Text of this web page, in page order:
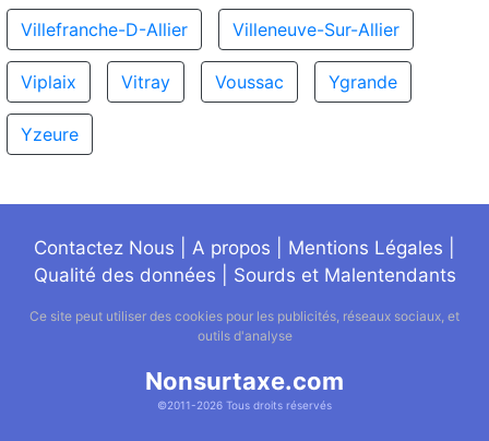
Villefranche-D-Allier Villeneuve-Sur-Allier
Viplaix Vitray Voussac Ygrande
Yzeure
Contactez Nous A propos Mentions Légales
Qualité des données
Sourds et Malentendants
Ce site peut utiliser des cookies pour les publicités, réseaux sociaux, et
outils d'analyse
Nonsurtaxe.com
©2011-2026 Tous droits réservés